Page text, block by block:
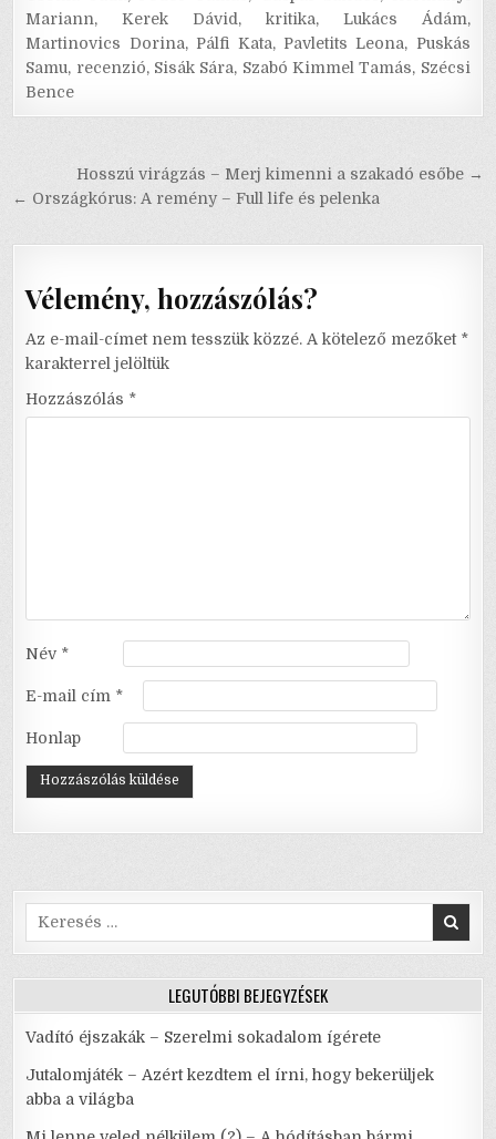
Mariann,Kerek Dávid, kritika, Lukács Ádám,
Martinovics Dorina, Pálfi Kata, Pavletits Leona, Puskás
Samu, recenzió, Sisák Sára, Szabó Kimmel Tamás, Szécsi
Bence
Bejegyzés
navigáció
Hosszú virágzás – Merj kimenni a szakadó esőbe →
← Országkórus: A remény – Full life és pelenka
Vélemény, hozzászólás?
Az e-mail-címet nem tesszük közzé. A kötelező mezőket *
karakterrel jelöltük
Hozzászólás *
Név *
E-mail cím *
Honlap
Search
for:
LEGUTÓBBI BEJEGYZÉSEK
Vadító éjszakák – Szerelmi sokadalom ígérete
Jutalomjáték – Azért kezdtem el írni, hogy bekerüljek
abba a világba